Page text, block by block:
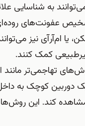
به شناسایی
عفونت‌های روده‌ای
یا ام‌آر‌آی نیز
کمک کنند.
تهاجمی‌تر مانند
دوربین کوچک به
کند. این روش‌ها